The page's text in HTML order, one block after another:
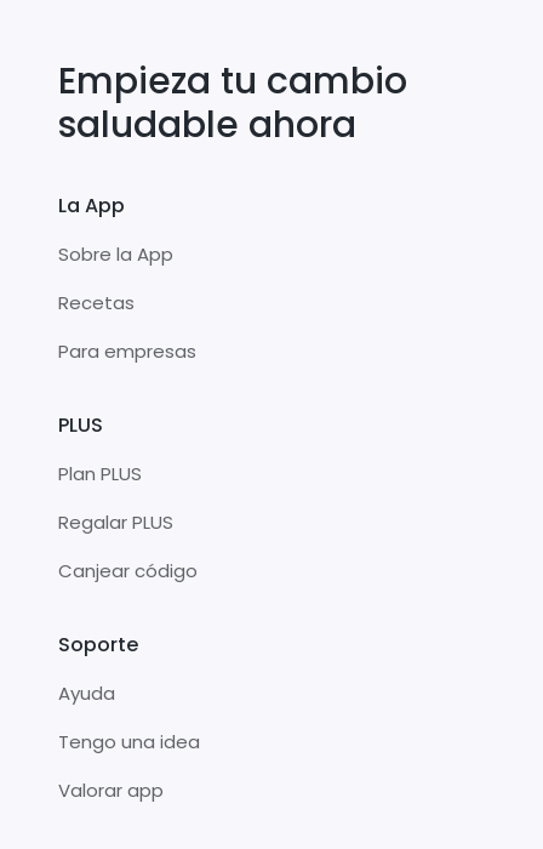
Empieza tu cambio
saludable ahora
La App
Sobre la App
Recetas
Para empresas
PLUS
Plan PLUS
Regalar PLUS
Canjear código
Soporte
Ayuda
Tengo una idea
Valorar app